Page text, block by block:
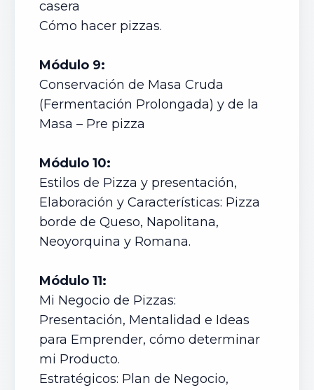
casera
Cómo hacer pizzas.
Módulo 9:
Conservación de Masa Cruda
(Fermentación Prolongada) y de la
Masa – Pre pizza
Módulo 10:
Estilos de Pizza y presentación,
Elaboración y Características: Pizza
borde de Queso, Napolitana,
Neoyorquina y Romana.
Módulo 11:
Mi Negocio de Pizzas:
Presentación, Mentalidad e Ideas
para Emprender, cómo determinar
mi Producto.
Estratégicos: Plan de Negocio,